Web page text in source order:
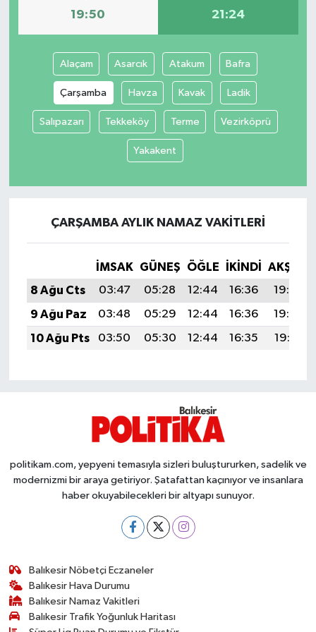
19:50 21:24
Alaçam Asarcık Atakum Bafra
Çarşamba Havza Kavak Ladik
Salıpazarı Tekkeköy Terme Vezirköprü
Yakakent
ÇARŞAMBA AYLIK NAMAZ VAKITLERI
İMSAK GÜNEŞ ÖĞLE İKINDI
AKŞAM
8 Ağu Cts
03:47 05:28 12:44 16:36
19:50
9 Ağu Paz
03:48 05:29 12:44 16:36
19:48
10 Ağu Pts
03:50 05:30 12:44 16:35 19:47
politikam.com, yepyeni temasıyla sizleri buluştururken, sadelik ve
modernizmi bir araya getiriyor. Şatafattan kaçınıyor ve insanlara
haber okuyabilecekleri bir altyapı sunuyor.
Balıkesir Nöbetçi Eczaneler
Balıkesir Hava Durumu
Balıkesir Namaz Vakitleri
Balıkesir Trafik Yoğunluk Haritası
İvrindi
KENT GÜNDEMİ
Kepsut
KÜLTÜR-SANAT
OLAY
OTOMOTİV
Savaştepe
SEYAHAT
SİYASET
SPOR
SÜRMANŞET